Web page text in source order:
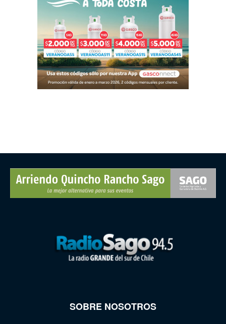
SOBRE NOSOTROS